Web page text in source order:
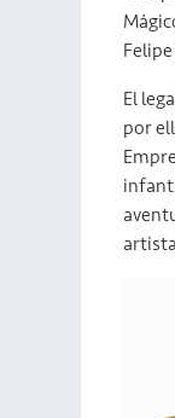
El
por